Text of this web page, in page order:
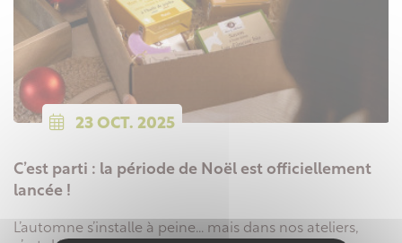
23 OCT. 2025
C’est parti : la période de Noël est officiellement
lancée !
L’automne s’installe à peine… mais dans nos ateliers,